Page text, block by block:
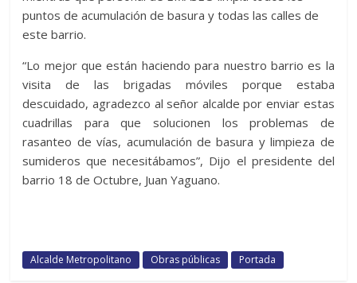
puntos de acumulación de basura y todas las calles de
este barrio.
“Lo mejor que están haciendo para nuestro barrio es la
visita de las brigadas móviles porque estaba
descuidado, agradezco al señor alcalde por enviar estas
cuadrillas para que solucionen los problemas de
rasanteo de vías, acumulación de basura y limpieza de
sumideros que necesitábamos”, Dijo el presidente del
barrio 18 de Octubre, Juan Yaguano.
Alcalde Metropolitano Obras públicas Portada